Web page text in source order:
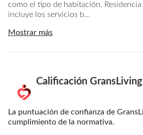
como el tipo de habitación. Residencia
incluye los servicios b...
Mostrar más
Calificación GransLiving
La puntuación de confianza de
cumplimiento de la normativa.